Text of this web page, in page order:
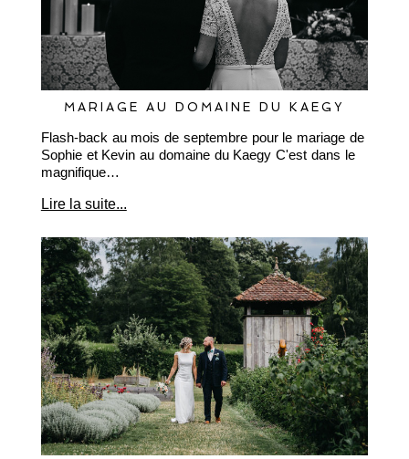
MARIAGE AU DOMAINE DU KAEGY
Flash-back au mois de septembre pour le mariage de
Sophie et Kevin au domaine du Kaegy C'est dans le
magnifique…
Lire la suite...